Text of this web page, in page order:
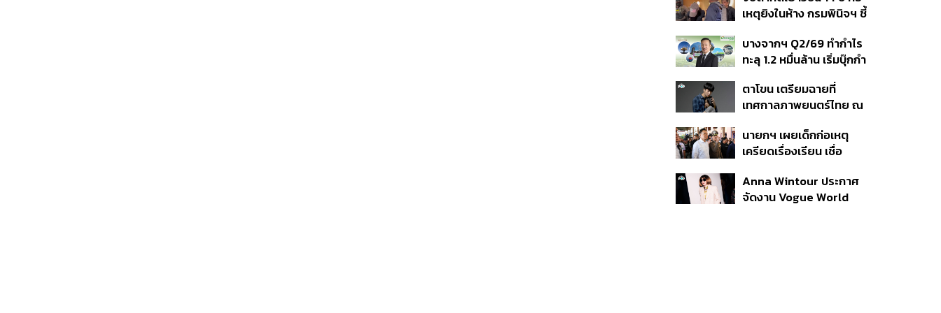
เหตุยิงในห้าง กรมพินิจฯ ชี้
เนื่อง ประเมินปล่อยตัว
บางจากฯ Q2/69 ทำกำไร
ทะลุ 1.2 หมื่นล้าน เริ่มบุ๊กกำ
แรก หนุนรายได้ครึ่งปีทะลุ
3.2 แสนล้าน
ตาโขน เตรียมฉายที่
เทศกาลภาพยนตร์ไทย ณ
นายกฯ เผยเด็กก่อเหตุ
เครียดเรื่องเรียน เชื่อ
กระสุนอีกกว่า 30 นัด หาก
ไม่จบชีวิตตัวเองอาจสูญ
Anna Wintour ประกาศ
จัดงาน Vogue World